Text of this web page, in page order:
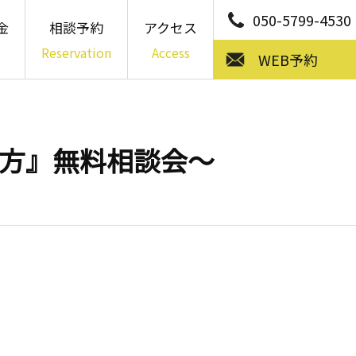
相談予約
Reservation
アクセス
Access
050-5799-4530
WEB予約
』無料相談会～